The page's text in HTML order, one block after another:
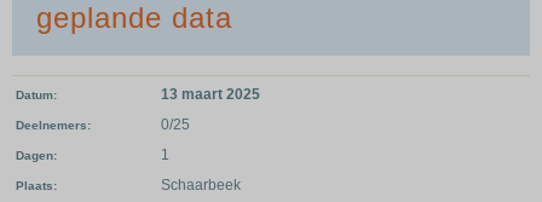
geplande data
Datum 13 maart 2025
Deelnemers 0/25
Dagen 1
Plaats Schaarbeek